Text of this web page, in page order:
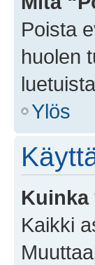
Poista
huolen
Ylös
Kuinka
Kaikki